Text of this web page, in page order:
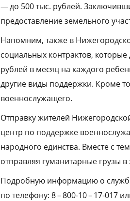
— до 500 тыс. рублей.
предоставление земельного
Напомним, также в
социальных контрактов,
рублей в месяц на каждого
другие виды поддержки. Кроме
военнослужащего.
Отправку жителей
центр по поддержке
народного единства. Вместе с
отправляя гуманитарные грузы
Подробную информацию о
по телефону: 8 – 800-10 – 17-017